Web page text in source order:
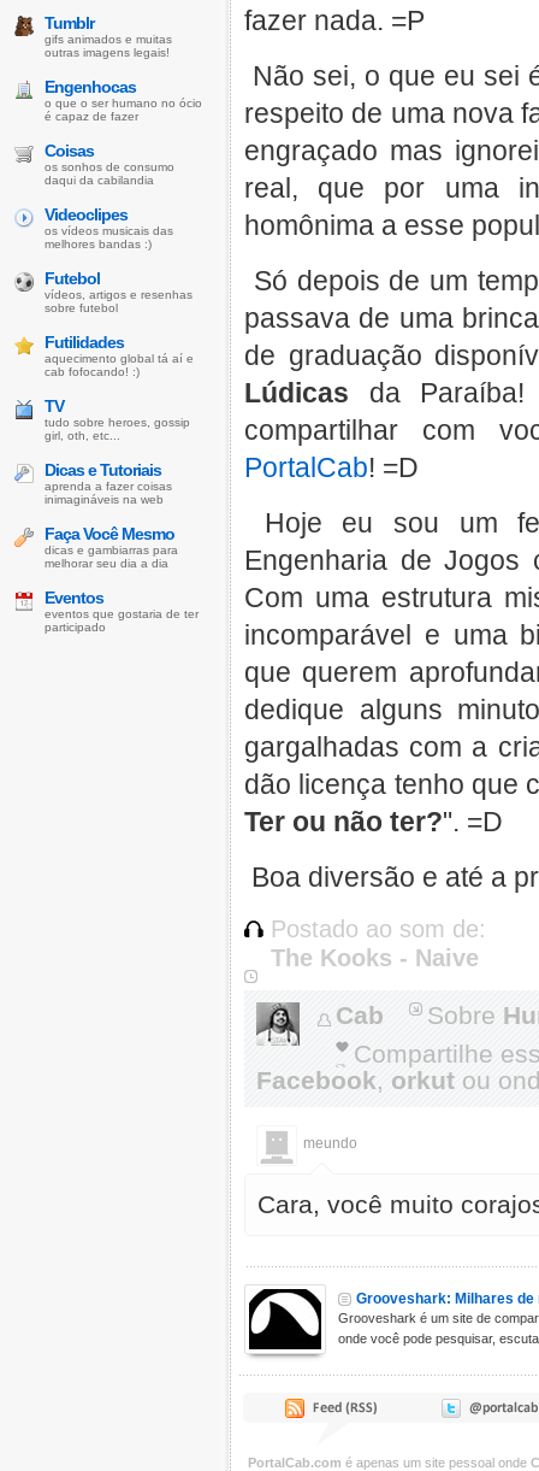
fazer nada. =P
Não sei, o que eu sei
respeito de uma nova
engraçado mas
real, que por uma
homônima a esse
Só depois de um
passava de uma
de graduação
Lúdicas da
compartilhar com
PortalCab! =D
Hoje eu sou um
Engenharia de Jogos
Com uma estrutura
incomparável e uma
que querem
dedique alguns
gargalhadas com a
dão licença tenho que
Ter ou não ter?". =D
Boa diversão e até a
Postado ao som de:
The Kooks - Naive
Cab Sobre
Compartilhe
Facebook, orkut ou
meundo
Cara, você muito
Grooveshark: Milhares
Grooveshark é um site de
onde você pode pesquisar,
Tumblr
gifs animados e muitas
outras imagens legais!
Engenhocas
o que o ser humano no ócio
é capaz de fazer
Coisas
os sonhos de consumo
daqui da cabilandia
Videoclipes
os vídeos musicais das
melhores bandas :)
Futebol
vídeos, artigos e resenhas
sobre futebol
Futilidades
aquecimento global tá aí e
cab fofocando! :)
TV
tudo sobre heroes, gossip
girl, oth, etc...
Dicas e Tutoriais
aprenda a fazer coisas
inimagináveis na web
Faça Você Mesmo
dicas e gambiarras para
melhorar seu dia a dia
Eventos
eventos que gostaria de ter
participado
PortalCab.com é apenas um site pessoal onde